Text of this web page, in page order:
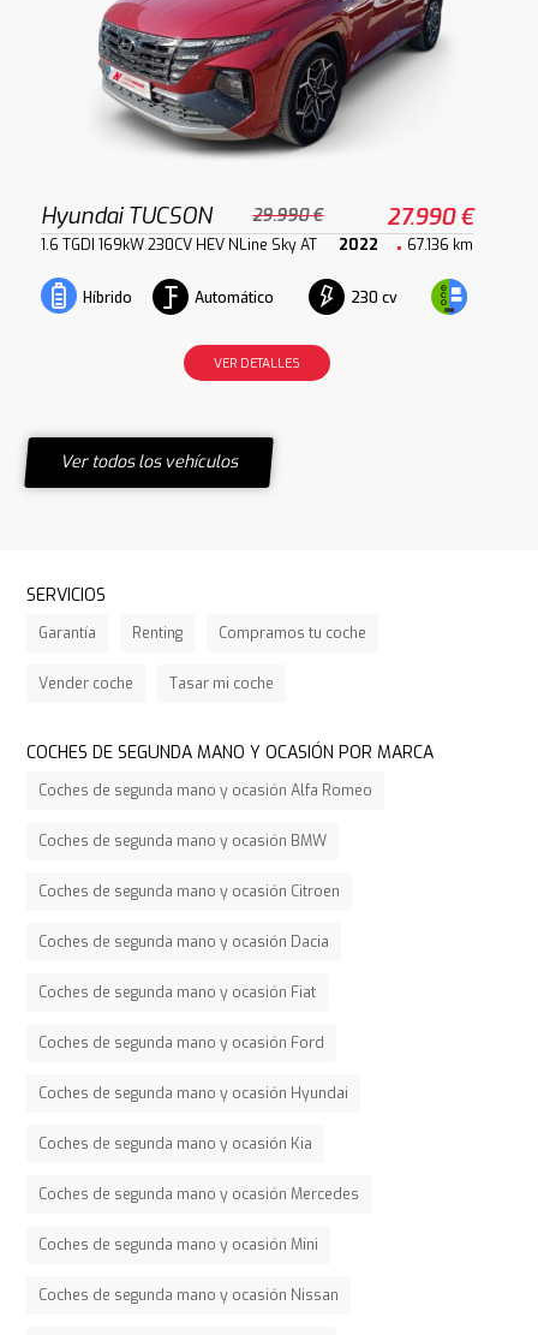
Hyundai TUCSON 29.990 € 27.990 €
1.6 TGDI 169kW 230CV HEV NLine Sky AT 2022 67.136 km
Híbrido Automático 230 cv
VER DETALLES
Ver todos los vehículos
SERVICIOS
Garantía Renting Compramos tu coche
Vender coche Tasar mi coche
COCHES DE SEGUNDA MANO Y OCASIÓN POR MARCA
Coches de segunda mano y ocasión Alfa Romeo
Coches de segunda mano y ocasión BMW
Coches de segunda mano y ocasión Citroen
Coches de segunda mano y ocasión Dacia
Coches de segunda mano y ocasión Fiat
Coches de segunda mano y ocasión Ford
Coches de segunda mano y ocasión Hyundai
Coches de segunda mano y ocasión Kia
Coches de segunda mano y ocasión Mercedes
Coches de segunda mano y ocasión Mini
Coches de segunda mano y ocasión Nissan